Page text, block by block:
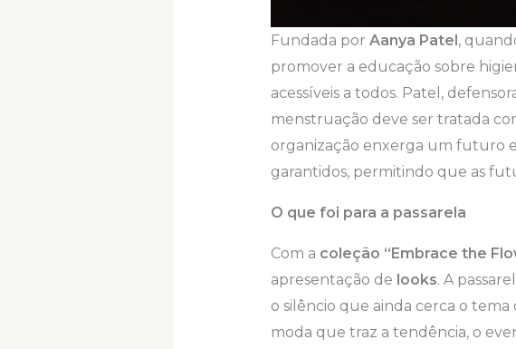
Fundada por Aanya Patel ,
promover a educação sobre
acessíveis a todos. Patel,
menstruação deve ser tratada
organização enxerga um futuro
garantidos, permitindo que as
O que foi para a passarela
Com a coleção “Embrace the
apresentação de looks. A
o silêncio que ainda cerca o
moda que traz a tendência, o